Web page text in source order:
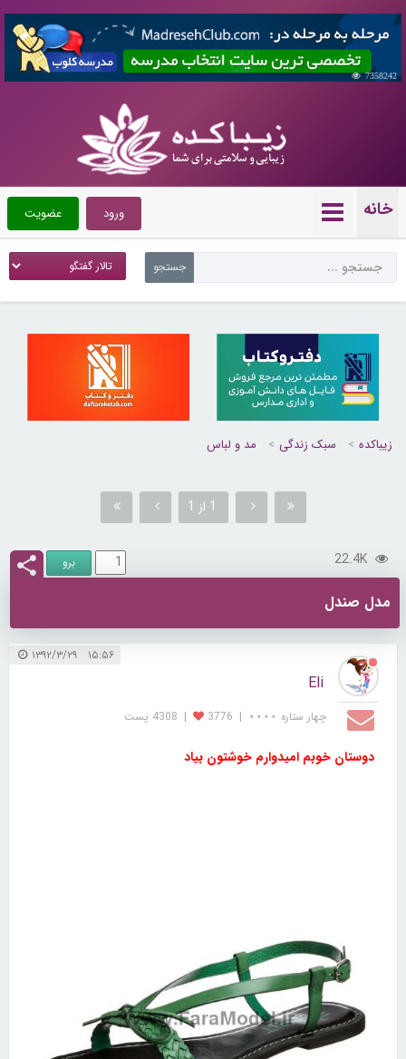
7358242
خانه عضویت ورود
زیباکده سبک زندگی مد و لباس
1 از 1
22.4K
مدل صندل
۱۵:۵۶ ۱۳۹۲/۳/۲۹
Eli
چهار ستاره ⋆⋆⋆⋆ |
3776
| 4308 پست
دوستان خوبم امیدوارم خوشتون بیاد